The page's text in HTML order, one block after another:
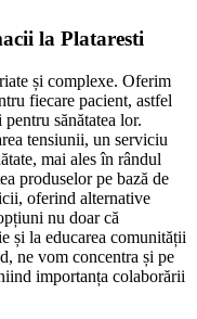
la Plataresti
și complexe. Oferim
fiecare pacient, astfel
sănătatea lor.
tensiunii, un serviciu
mai ales în rândul
produselor pe bază de
oferind alternative
nu doar că
și la educarea comunității
ne vom concentra și pe
importanța colaborării